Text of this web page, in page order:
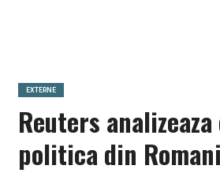
EXTERNE
Reuters
politica din